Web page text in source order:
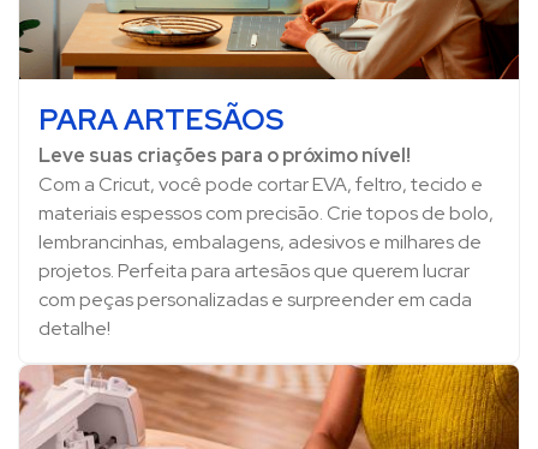
PARA ARTESÃOS
Leve suas criações para o próximo nível!
Com a Cricut, você pode cortar EVA, feltro, tecido e
materiais espessos com precisão. Crie topos de bolo,
lembrancinhas, embalagens, adesivos e milhares de
projetos. Perfeita para artesãos que querem lucrar
com peças personalizadas e surpreender em cada
detalhe!